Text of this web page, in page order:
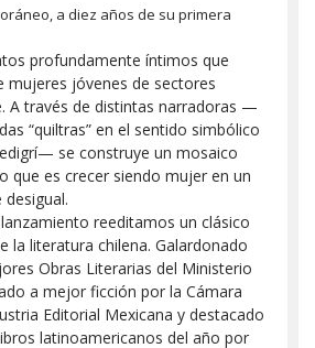
a diez años de su primera
profundamente íntimos que
mujeres jóvenes de sectores
A través de distintas narradoras —
“quiltras” en el sentido simbólico
se construye un mosaico
que es crecer siendo mujer en un
reeditamos un clásico
la literatura chilena. Galardonado
Obras Literarias del Ministerio
a mejor ficción por la Cámara
Editorial Mexicana y destacado
latinoamericanos del año por